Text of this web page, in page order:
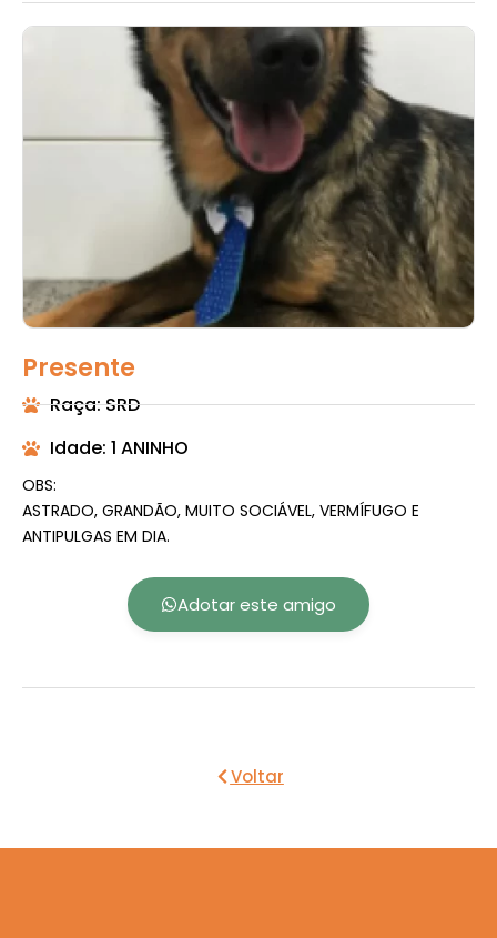
Presente
Raça: SRD
Idade: 1 ANINHO
OBS:
ASTRADO, GRANDÃO, MUITO SOCIÁVEL, VERMÍFUGO E
ANTIPULGAS EM DIA.
Adotar este amigo
Voltar